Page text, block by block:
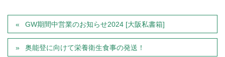
GW期間中営業のお知らせ2024 [大阪私書箱]
奥能登に向けて栄養衛生食事の発送！